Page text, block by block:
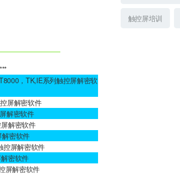
，TK,IE系列触控屏解密软
屏解密软件
解密软件
解密软件
密软件
控屏解密软件
密软件
屏解密软件
触控屏培训